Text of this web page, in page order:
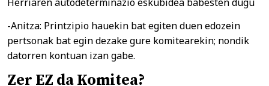
-Anitza: Printzipio hauekin bat egiten duen edozein
pertsonak bat egin dezake gure komitearekin; nondik
datorren kontuan izan gabe.
Zer EZ da Komitea?